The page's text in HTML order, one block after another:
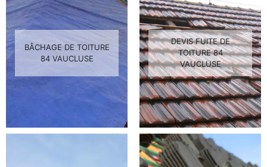
BÂCHAGE DE TOITURE
84 VAUCLUSE
DEVIS FUITE DE
TOITURE 84
VAUCLUSE